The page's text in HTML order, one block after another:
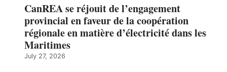
CanREA se réjouit de l’engagement
provincial en faveur de la coopération
régionale en matière d’électricité dans les
Maritimes
July 27, 2026